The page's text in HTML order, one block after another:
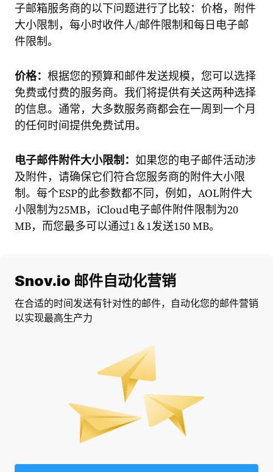
子邮箱服务商的以下问题进行了比较：价格，附件
大小限制，每小时收件人/邮件限制和每日电子邮
件限制。
价格： 根据您的预算和邮件发送规模，您可以选择
免费或付费的服务商。我们将提供有关这两种选择
的信息。通常，大多数服务商都会在一周到一个月
的任何时间提供免费试用。
电子邮件附件大小限制： 如果您的电子邮件活动涉
及附件，请确保它们符合您服务商的附件大小限
制。每个ESP的此参数都不同，例如，AOL附件大
小限制为25MB，iCloud电子邮件附件限制为20
MB，而您最多可以通过1＆1发送150 MB。
Snov.io 邮件自动化营销
在合适的时间发送有针对性的邮件，自动化您的邮件营销
以实现最高生产力